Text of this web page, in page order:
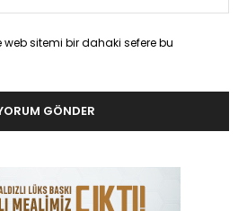
sitemi bir dahaki sefere bu